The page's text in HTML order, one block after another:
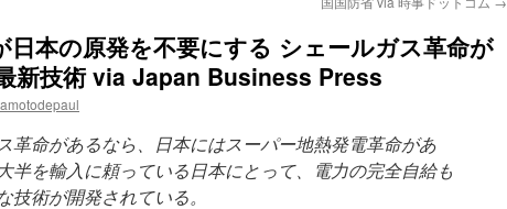
日本の原発を不要にする シェールガス革命が
新技術 via Japan Business Press
革命があるなら、日本にはスーパー地熱発電革命があ
半を輸入に頼っている日本にとって、電力の完全自給も
技術が開発されている。